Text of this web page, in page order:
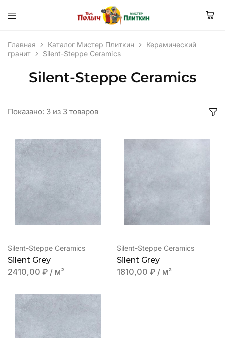
Главная Каталог Мистер Плиткин
Керамический
гранит
Silent-Steppe Ceramics
Silent-Steppe Ceramics
Показано: 3 из 3 товаров
Silent-Steppe Ceramics
Silent Grey
2410,00 ₽ / м²
Silent-Steppe Ceramics
Silent Grey
1810,00 ₽ / м²